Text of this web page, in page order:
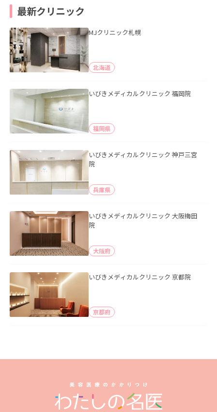
最新クリニック
MJクリニック札幌
北海道
いびきメディカルクリニック 福岡院
福岡県
いびきメディカルクリニック 神戸三宮
院
兵庫県
いびきメディカルクリニック 大阪梅田
院
大阪府
いびきメディカルクリニック 京都院
京都府